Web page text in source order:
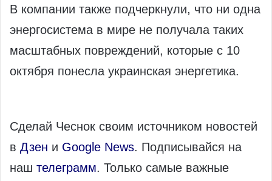
В компании также подчеркнули, что ни одна
энергосистема в мире не получала таких
масштабных повреждений, которые с 10
октября понесла украинская энергетика.
Сделай Чеснок своим источником новостей
в Дзен и Google News. Подписывайся на
наш телеграмм. Только самые важные